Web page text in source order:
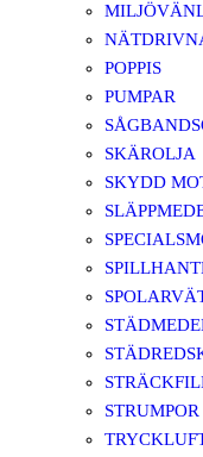
POPPIS
PUMPAR
SKÄROLJA
SKYDD
STRUMPOR